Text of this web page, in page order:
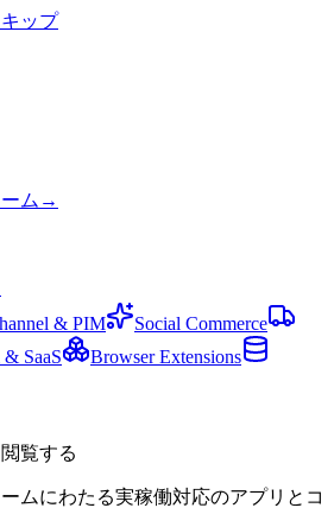
ップ
ム →
& PIM
Social Commerce
SaaS
Browser Extensions
覧する
ムにわたる実稼働対応のアプリとコ